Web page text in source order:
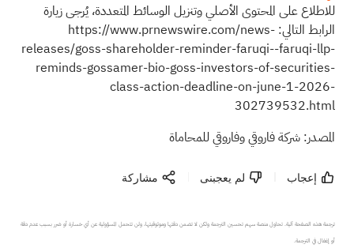
للاطلاع على المحتوى الأصلي وتنزيل الوسائط المتعددة، يُرجى زيارة
الرابط التالي: https://www.prnewswire.com/news-
releases/goss-shareholder-reminder-faruqi--faruqi-llp-
reminds-gossamer-bio-goss-investors-of-securities-
class-action-deadline-on-june-1-2026-
302739532.html
المصدر: شركة فاروقي وفاروقي للمحاماة
إعجاب لم يعجبنى مشاركة
ترجمة هذه الصفحة آلية. تحاول منصة سهم تحسين الترجمة ولكن لا تضمن دقتها وموثوقيتها، ولن تتحمل المسؤولية عن أي خسارة أو ضرر بسبب عدم دقة
أو إغفال في الترجمة.